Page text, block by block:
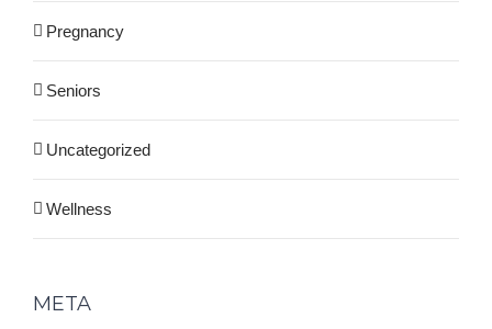
Pregnancy
Seniors
Uncategorized
Wellness
META